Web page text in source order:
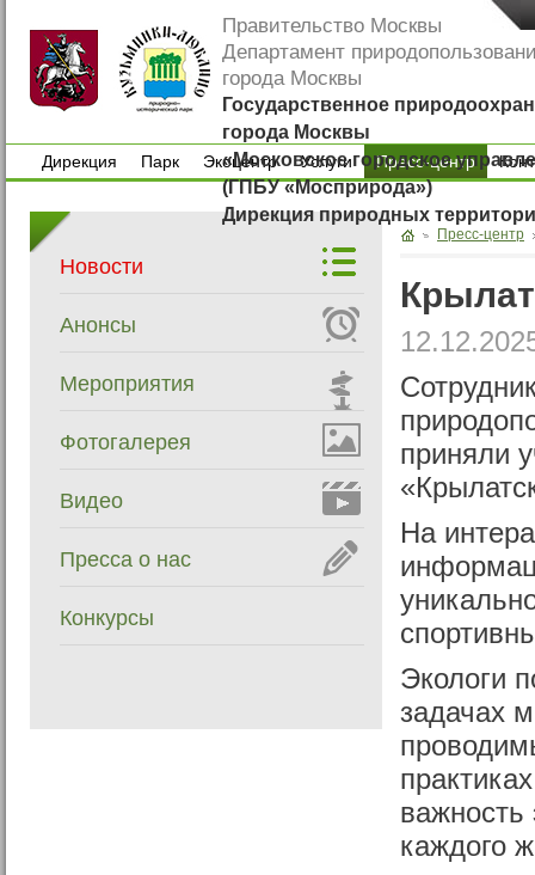
Правительство Москвы
Департамент
города Москвы
Государственное
города Москвы
«Московское городское
(ГПБУ «Мосприрода»)
Дирекция природных
Дирекция
Парк
Экоцентр
Экоцентр
Услуги
Услуги
Пресс-центр
Новости
Анонсы
Мероприятия
Фотогалерея
Видео
Пресса о нас
Конкурсы
Пресс-центр
приняли
На
Экологи
задачах
важность
каждого